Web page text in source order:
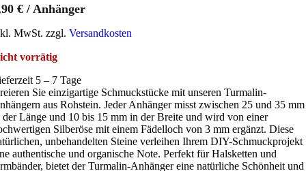
€ / Anhänger
MwSt. zzgl. Versandkosten
vorrätig
5 – 7 Tage
Sie einzigartige Schmuckstücke mit unseren Turmalin-
aus Rohstein. Jeder Anhänger misst zwischen 25 und 35 mm
der Länge und 10 bis 15 mm in der Breite und wird von einer
Silberöse mit einem Fädelloch von 3 mm ergänzt. Diese
unbehandelten Steine verleihen Ihrem DIY-Schmuckprojekt
authentische und organische Note. Perfekt für Halsketten und
bietet der Turmalin-Anhänger eine natürliche Schönheit und